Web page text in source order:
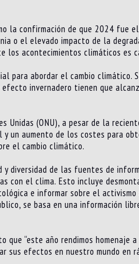
la confirmación de que 2024 fue
o el elevado impacto de la
los acontecimientos climáticos es
para abordar el cambio climático.
invernadero tienen que
Unidas (ONU), a pesar de la
y un aumento de los costes para
el cambio climático.
diversidad de las fuentes de
con el clima. Esto incluye
e informar sobre el
se basa en una información
que “este año rendimos
sus efectos en nuestro mundo en